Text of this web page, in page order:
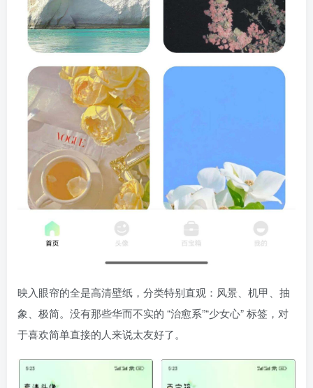
映入眼帘的全是高清壁纸，分类特别直观：风景、机甲、抽
象、极简。没有那些华而不实的 “治愈系”“少女心” 标签，对
于喜欢简单直接的人来说太友好了。